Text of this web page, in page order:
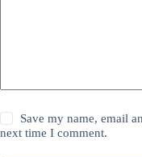
Save my name, email
next time I comment.